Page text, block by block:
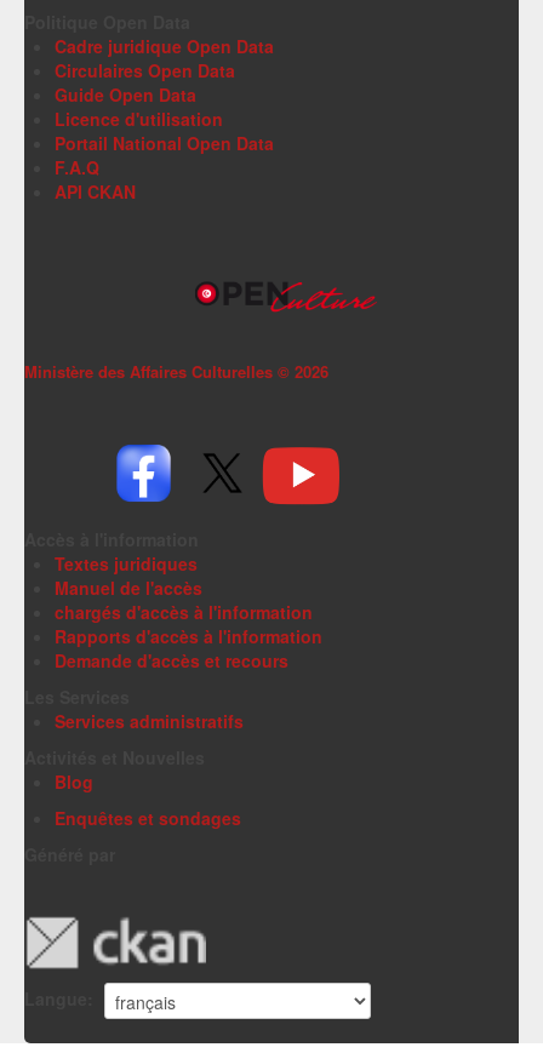
Cadre juridique Open Data
Circulaires Open Data
Guide Open Data
Licence d'utilisation
Portail National Open Data
F.A.Q
API CKAN
Ministère des Affaires Culturelles © 2026
Textes juridiques
Manuel de l'accès
chargés d'accès à l'information
Rapports d'accès à l'information
Demande d'accès et recours
Services administratifs
Blog
Enquêtes et sondages